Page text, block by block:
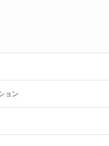
ョン